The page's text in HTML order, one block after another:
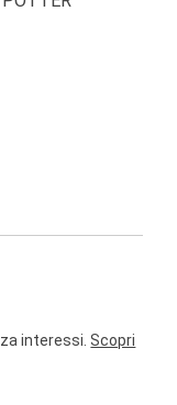
interessi.Scopri